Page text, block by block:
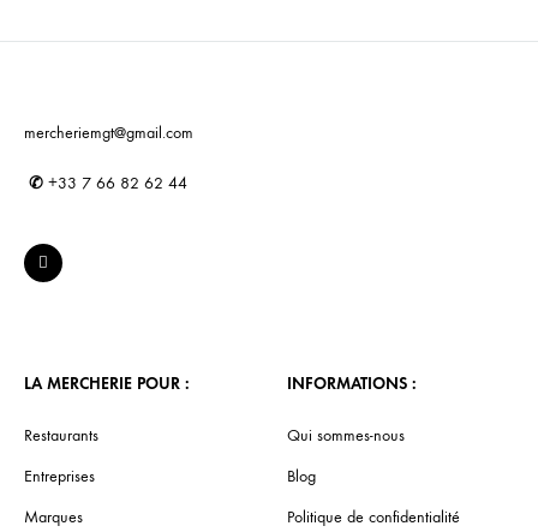
mercheriemgt@gmail.com
✆ +33 7 66 82 62 44
LA MERCHERIE POUR :
Restaurants
Entreprises
Marques
INFORMATIONS :
Qui sommes-nous
Blog
Politique de confidentialité